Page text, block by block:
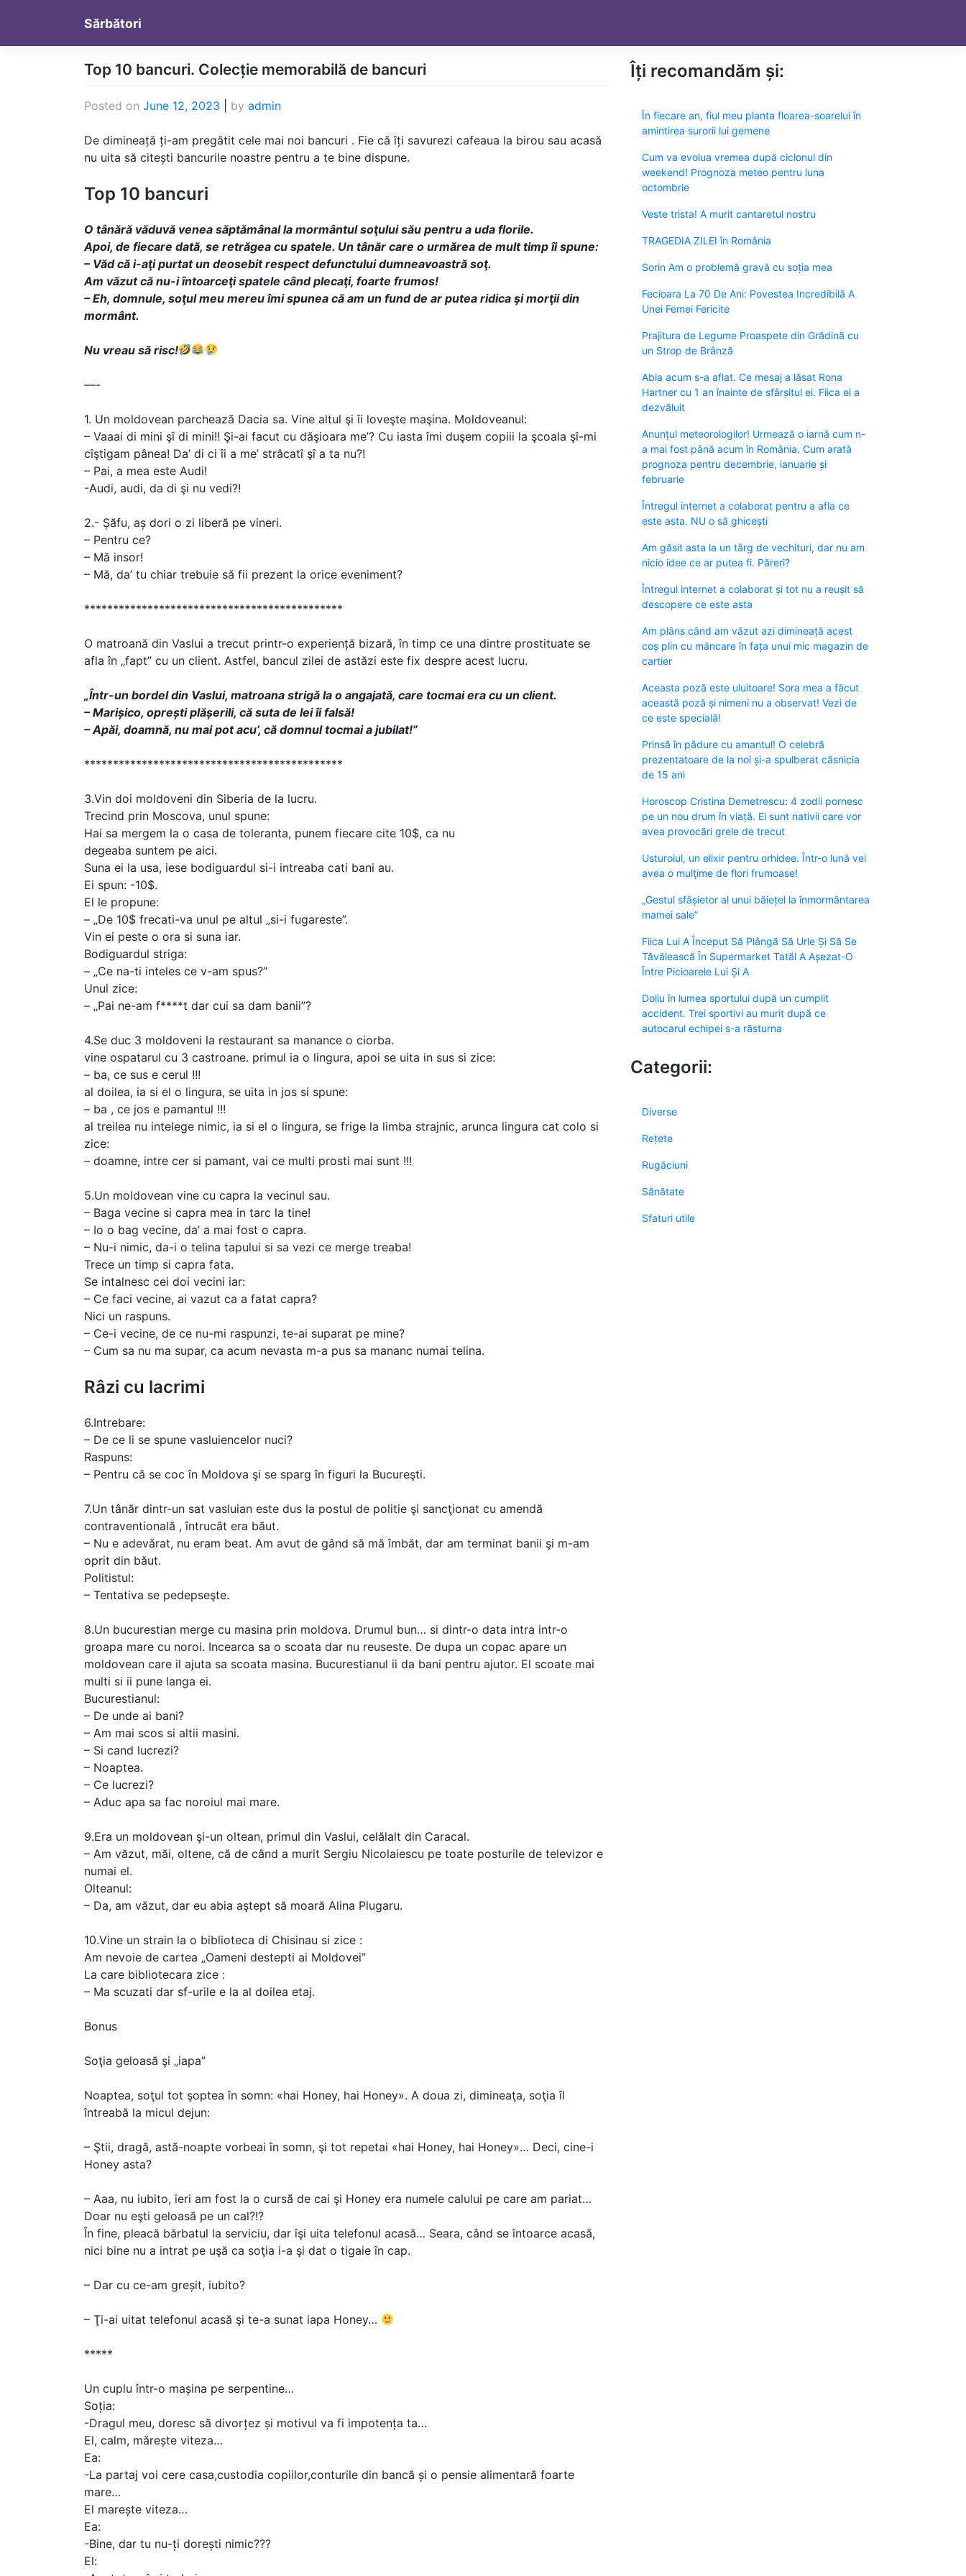
content
Sărbători
Top 10 bancuri. Colecție memorabilă de bancuri
Posted on June 12, 2023 by admin
De dimineață ți-am pregătit cele mai noi bancuri . Fie că îți savurezi cafeaua la birou sau acasă
nu uita să citești bancurile noastre pentru a te bine dispune.
Top 10 bancuri
O tânără văduvă venea săptămânal la mormântul soţului său pentru a uda florile.
Apoi, de fiecare dată, se retrăgea cu spatele. Un tânăr care o urmărea de mult timp îi spune:
– Văd că i-aţi purtat un deosebit respect defunctului dumneavoastră soţ.
Am văzut că nu-i întoarceţi spatele când plecaţi, foarte frumos!
– Eh, domnule, soţul meu mereu îmi spunea că am un fund de ar putea ridica şi morţii din
mormânt.
Nu vreau să risc!
––-
1. Un moldovean parchează Dacia sa. Vine altul şi îi loveşte maşina. Moldoveanul:
– Vaaai di mini şî di mini!! Şi-ai facut cu dăşioara me’? Cu iasta îmi duşem copiii la şcoala şî-mi
cîştigam pânea! Da’ di ci îi a me’ strâcatî şî a ta nu?!
– Pai, a mea este Audi!
-Audi, audi, da di şi nu vedi?!
2.- Șăfu, aș dori o zi liberă pe vineri.
– Pentru ce?
– Mă insor!
– Mă, da’ tu chiar trebuie să fii prezent la orice eveniment?
*********************************************
O matroană din Vaslui a trecut printr-o experiență bizară, în timp ce una dintre prostituate se
afla în „fapt” cu un client. Astfel, bancul zilei de astăzi este fix despre acest lucru.
„Într-un bordel din Vaslui, matroana strigă la o angajată, care tocmai era cu un client.
– Marișico, oprești plășerili, că suta de lei îi falsă!
– Apăi, doamnă, nu mai pot acu’, că domnul tocmai a jubilat!”
*********************************************
3.Vin doi moldoveni din Siberia de la lucru.
Trecind prin Moscova, unul spune:
Hai sa mergem la o casa de toleranta, punem fiecare cite 10$, ca nu
degeaba suntem pe aici.
Suna ei la usa, iese bodiguardul si-i intreaba cati bani au.
Ei spun: -10$.
El le propune:
– „De 10$ frecati-va unul pe altul „si-i fugareste”.
Vin ei peste o ora si suna iar.
Bodiguardul striga:
– „Ce na-ti inteles ce v-am spus?”
Unul zice:
– „Pai ne-am f****t dar cui sa dam banii”?
4.Se duc 3 moldoveni la restaurant sa manance o ciorba.
vine ospatarul cu 3 castroane. primul ia o lingura, apoi se uita in sus si zice:
– ba, ce sus e cerul !!!
al doilea, ia si el o lingura, se uita in jos si spune:
– ba , ce jos e pamantul !!!
al treilea nu intelege nimic, ia si el o lingura, se frige la limba strajnic, arunca lingura cat colo si
zice:
– doamne, intre cer si pamant, vai ce multi prosti mai sunt !!!
5.Un moldovean vine cu capra la vecinul sau.
– Baga vecine si capra mea in tarc la tine!
– Io o bag vecine, da’ a mai fost o capra.
– Nu-i nimic, da-i o telina tapului si sa vezi ce merge treaba!
Trece un timp si capra fata.
Se intalnesc cei doi vecini iar:
– Ce faci vecine, ai vazut ca a fatat capra?
Nici un raspuns.
– Ce-i vecine, de ce nu-mi raspunzi, te-ai suparat pe mine?
– Cum sa nu ma supar, ca acum nevasta m-a pus sa mananc numai telina.
Râzi cu lacrimi
6.Intrebare:
– De ce li se spune vasluiencelor nuci?
Raspuns:
– Pentru că se coc în Moldova şi se sparg în figuri la Bucureşti.
7.Un tânăr dintr-un sat vasluian este dus la postul de politie şi sancţionat cu amendă
contraventională , întrucât era băut.
– Nu e adevărat, nu eram beat. Am avut de gând să mă îmbăt, dar am terminat banii şi m-am
oprit din băut.
Politistul:
– Tentativa se pedepseşte.
8.Un bucurestian merge cu masina prin moldova. Drumul bun… si dintr-o data intra intr-o
groapa mare cu noroi. Incearca sa o scoata dar nu reuseste. De dupa un copac apare un
moldovean care il ajuta sa scoata masina. Bucurestianul ii da bani pentru ajutor. El scoate mai
multi si ii pune langa ei.
Bucurestianul:
– De unde ai bani?
– Am mai scos si altii masini.
– Si cand lucrezi?
– Noaptea.
– Ce lucrezi?
– Aduc apa sa fac noroiul mai mare.
9.Era un moldovean şi-un oltean, primul din Vaslui, celălalt din Caracal.
– Am văzut, măi, oltene, că de când a murit Sergiu Nicolaiescu pe toate posturile de televizor e
numai el.
Olteanul:
– Da, am văzut, dar eu abia aştept să moară Alina Plugaru.
10.Vine un strain la o biblioteca di Chisinau si zice :
Am nevoie de cartea „Oameni destepti ai Moldovei”
La care bibliotecara zice :
– Ma scuzati dar sf-urile e la al doilea etaj.
Bonus
Soţia geloasă şi „iapa”
Noaptea, soţul tot şoptea în somn: «hai Honey, hai Honey». A doua zi, dimineaţa, soţia îl
întreabă la micul dejun:
– Ştii, dragă, astă-noapte vorbeai în somn, şi tot repetai «hai Honey, hai Honey»… Deci, cine-i
Honey asta?
– Aaa, nu iubito, ieri am fost la o cursă de cai şi Honey era numele calului pe care am pariat…
Doar nu eşti geloasă pe un cal?!?
În fine, pleacă bărbatul la serviciu, dar îşi uita telefonul acasă… Seara, când se întoarce acasă,
nici bine nu a intrat pe uşă ca soţia i-a şi dat o tigaie în cap.
– Dar cu ce-am greșit, iubito?
– Ţi-ai uitat telefonul acasă şi te-a sunat iapa Honey…
*****
Un cuplu într-o mașina pe serpentine…
Soția:
-Dragul meu, doresc să divorțez și motivul va fi impotența ta…
El, calm, mărește viteza…
Ea:
-La partaj voi cere casa,custodia copiilor,conturile din bancă și o pensie alimentară foarte
mare…
El marește viteza…
Ea:
-Bine, dar tu nu-ți dorești nimic???
El:
Îți recomandăm și:
În fiecare an, fiul meu planta floarea-soarelui în
amintirea surorii lui gemene
Cum va evolua vremea după ciclonul din
weekend! Prognoza meteo pentru luna
octombrie
Veste trista! A murit cantaretul nostru
TRAGEDIA ZILEI în România
Sorin Am o problemă gravă cu soția mea
Fecioara La 70 De Ani: Povestea Incredibilă A
Unei Femei Fericite
Prajitura de Legume Proaspete din Grădină cu
un Strop de Brânză
Abia acum s-a aflat. Ce mesaj a lăsat Rona
Hartner cu 1 an înainte de sfârșitul ei. Fiica ei a
dezvăluit
Anunțul meteorologilor! Urmează o iarnă cum n-
a mai fost până acum în România. Cum arată
prognoza pentru decembrie, ianuarie și
februarie
Întregul internet a colaborat pentru a afla ce
este asta. NU o să ghicești
Am găsit asta la un târg de vechituri, dar nu am
nicio idee ce ar putea fi. Păreri?
Întregul internet a colaborat și tot nu a reușit să
descopere ce este asta
Am plâns când am văzut azi dimineață acest
coș plin cu mâncare în fața unui mic magazin de
cartier
Aceasta poză este uluitoare! Sora mea a făcut
această poză și nimeni nu a observat! Vezi de
ce este specială!
Prinsă în pădure cu amantul! O celebră
prezentatoare de la noi și-a spulberat căsnicia
de 15 ani
Horoscop Cristina Demetrescu: 4 zodii pornesc
pe un nou drum în viață. Ei sunt nativii care vor
avea provocări grele de trecut
Usturoiul, un elixir pentru orhidee. Într-o lună vei
avea o mulţime de flori frumoase!
„Gestul sfâșietor al unui băiețel la înmormântarea
mamei sale”
Fiica Lui A Început Să Plângă Să Urle Și Să Se
Tăvălească În Supermarket Tatăl A Așezat-O
Între Picioarele Lui Și A
Doliu în lumea sportului după un cumplit
accident. Trei sportivi au murit după ce
autocarul echipei s-a răsturna
Categorii:
Diverse
Rețete
Rugăciuni
Sănătate
Sfaturi utile